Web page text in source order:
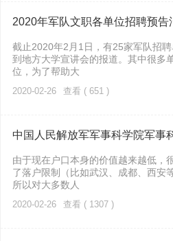
2020年军队文职各单位招聘预告
截止2020年2月1日，有25家军队招
到地方大学宣讲会的报道。其中很多
位，为了帮助大
2020-02-26 查看 ( 651 )
由于现在户口本身的价值越来越低，
了落户限制（比如武汉、成都、西安
所以对大多数人
2020-02-26 查看 ( 1307 )